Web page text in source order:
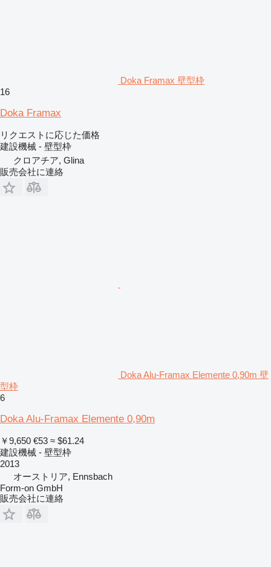
Doka Framax 壁型枠
16
Doka Framax
リクエストに応じた価格
建設機械 - 壁型枠
クロアチア, Glina
販売会社に連絡
Doka Alu-Framax Elemente 0,90m 壁
型枠
6
Doka Alu-Framax Elemente 0,90m
￥9,650 €53 ≈ $61.24
建設機械 - 壁型枠
2013
オーストリア, Ennsbach
Form-on GmbH
販売会社に連絡